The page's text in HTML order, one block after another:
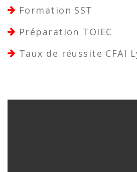
Formation SST
Préparation TOIEC
Taux de réussite CFAI